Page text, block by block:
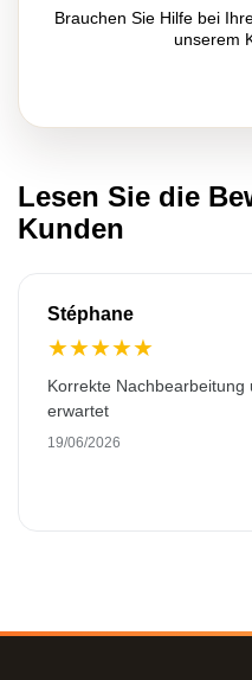
Brauchen Sie Hilfe bei
unserem
Lesen Sie die
Kunden
Stéphane
★★★★★
Korrekte Nachbearbeitung
erwartet
19/06/2026